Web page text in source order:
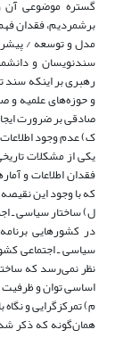
گستره موضوعی آن
برشمردیم، فقدان
مدل و توسعه /
سند‌نویسان و
رهبری بر اینکه
و حوزه‌های علمیه و
صادقی بر ضرورت
ک) عدم وجود
یکی از مشکلات
فقدان اطلاعات و
که با وجود این
ل) ساختار سیاسی ـ
در کشورهایی
سیاسی ـ اجتماعی
نظر نمی‌رسد که
اساسی توان و ظرفیت
م) تمرکز‌گرایی و نگاه
همان‌گونه که ذکر شد،